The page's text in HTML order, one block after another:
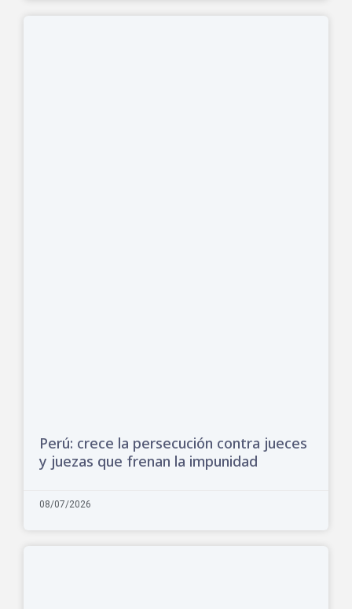
Perú: crece la persecución contra jueces
y juezas que frenan la impunidad
08/07/2026